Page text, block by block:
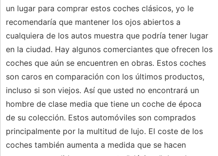
un lugar para comprar estos coches clásicos, yo le
recomendaría que mantener los ojos abiertos a
cualquiera de los autos muestra que podría tener lugar
en la ciudad. Hay algunos comerciantes que ofrecen los
coches que aún se encuentren en obras. Estos coches
son caros en comparación con los últimos productos,
incluso si son viejos. Así que usted no encontrará un
hombre de clase media que tiene un coche de época
de su colección. Estos automóviles son comprados
principalmente por la multitud de lujo. El coste de los
coches también aumenta a medida que se hacen